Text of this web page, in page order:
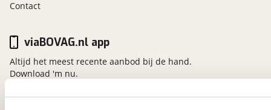
Contact
viaBOVAG.nl app
Altijd het meest recente aanbod bij de hand.
Download 'm nu.